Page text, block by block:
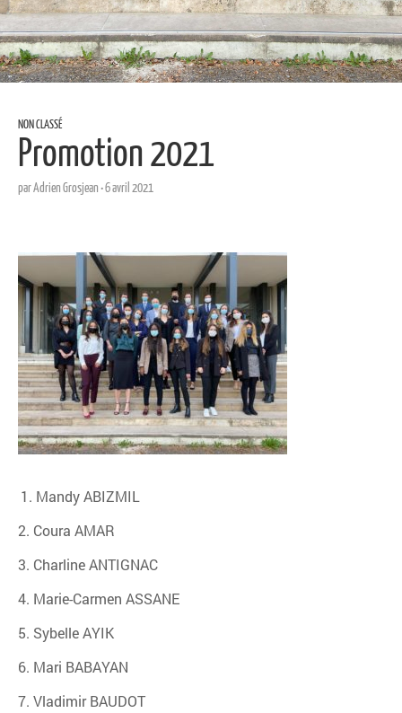
NON CLASSÉ
Promotion 2021
parAdrien Grosjean •6 avril 2021
Mandy ABIZMIL
2. Coura AMAR
3. Charline ANTIGNAC
4. Marie-Carmen ASSANE
5. Sybelle AYIK
6. Mari BABAYAN
7. Vladimir BAUDOT